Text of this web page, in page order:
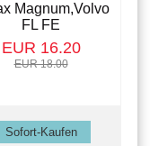
Magnum,Volvo
FL FE
EUR 16.20
EUR 18.00